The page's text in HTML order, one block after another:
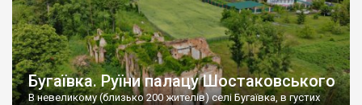
Бугаївка. Руїни палацу Шостаковського
В невеликому (близько 200 жителів) селі Бугаївка, в густих